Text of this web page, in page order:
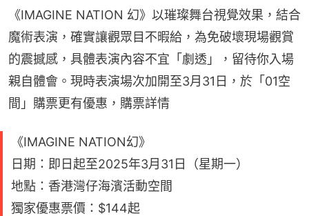
《IMAGINE NATION 幻》以璀璨舞台視覺效果，結合
魔術表演，確實讓觀眾目不暇給，為免破壞現場觀賞
的震撼感，具體表演內容不宜「劇透」，留待你入場
親自體會。現時表演場次加開至3月31日，於「01空
間」購票更有優惠，購票詳情
《IMAGINE NATION幻》
日期：即日起至2025年3月31日（星期一）
地點：香港灣仔海濱活動空間
獨家優惠票價：$144起